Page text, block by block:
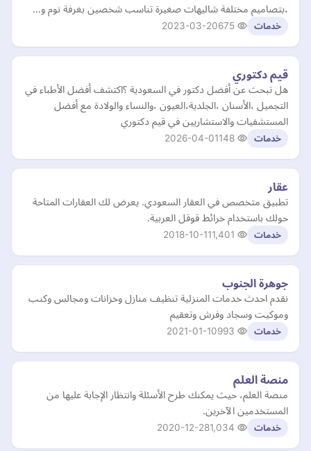
،بتصاميم مختلفة شاليهات صغيرة تناسب شخصين بغرفة نوم و…
خدمات 2023-03-20
قيم دكتوري
هل تبحث عن أفضل دكتور في السعودية ؟اكتشف أفضل الأطباء في
التجميل ،الأسنان ،الجلدية،العيون ،والنساء والولادة مع أفضل
المستشفيات والاستشاريين في قيم دكتوري
خدمات 2026-04-01
عقار
تطبيق متخصص في العقار السعودي. يعرض لك العقارات المتاحة
حولك باستخدام خرائط قوقل العربية.
خدمات 2018-10-11
جوهرة الجنوب
نقدم احدث خدمات المنزلية تنظيف منازل وخزانات ومجالس وكنب
وموكيت وسجاد وفرش وتعقيم
خدمات 2021-01-10
منصة العلم
منصة العلم، حيث يمكنك طرح الأسئلة وانتظار الإجابة عليها من
المستخدمين الآخرين.
خدمات 2020-12-28